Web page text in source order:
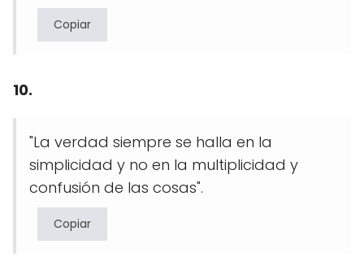
Copiar
10.
"La verdad siempre se halla en la
simplicidad y no en la multiplicidad y
confusión de las cosas".
Copiar